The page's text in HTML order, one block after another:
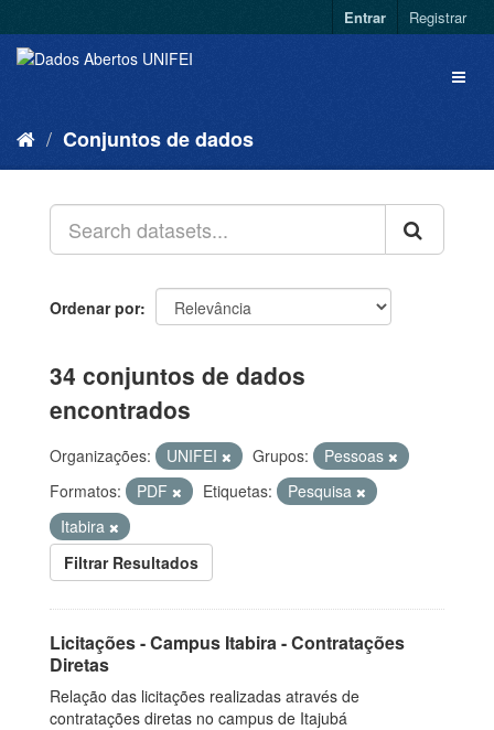
Entrar Registrar
Conjuntos de dados
Ordenar por
34 conjuntos de dados
encontrados
Organizações: UNIFEI Grupos:
Pessoas
Formatos:
PDF Etiquetas:
Pesquisa
Itabira
Filtrar Resultados
Licitações - Campus Itabira - Contratações
Diretas
Relação das licitações realizadas através de
contratações diretas no campus de Itajubá